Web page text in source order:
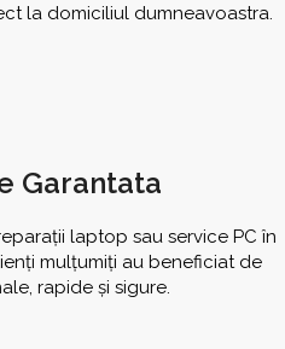
la domiciliul dumneavoastra.
Garantata
laptop sau service PC în
mulțumiți au beneficiat de
rapide și sigure.